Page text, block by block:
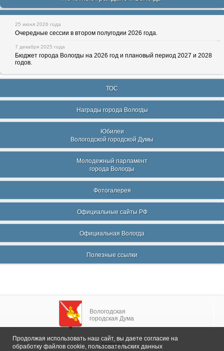
25 июня 2026 года
Очередные сессии в втором полугодии 2026 года.
7 декабря 2025 года
Бюджет города Вологды на 2026 год и плановый период 2027 и 2028
годов.
ТОС
Награды города Вологды
Юбилеи
Вологодской городской Думы
Молодежный парламент
города Вологды
Фотогалерея
Официальные сайты РФ
Официальная Вологда
Полезные ссылки
Вологодская
городская Дума
Главная
Продолжая использовать наш сайт, вы даете согласие на
обработку файлов cookie, пользовательских данных